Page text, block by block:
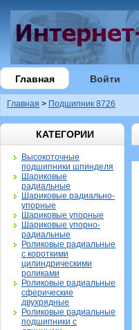
Главная Войти
Главная > Подшипник 8726
КАТЕГОРИИ
Высокоточные
подшипники шпинделя
Шариковые
радиальные
Шариковые радиально-
упорные
Шариковые упорные
Шариковые упорно-
радиальные
Роликовые радиальные
с короткими
цилиндрическими
роликами
Роликовые радиальные
сферические
двухрядные
Роликовые радиальные
подшипники с